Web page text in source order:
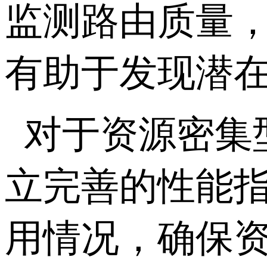
监测路由质量
有助于发现潜
对于资源密
立完善的性能
用情况，确保